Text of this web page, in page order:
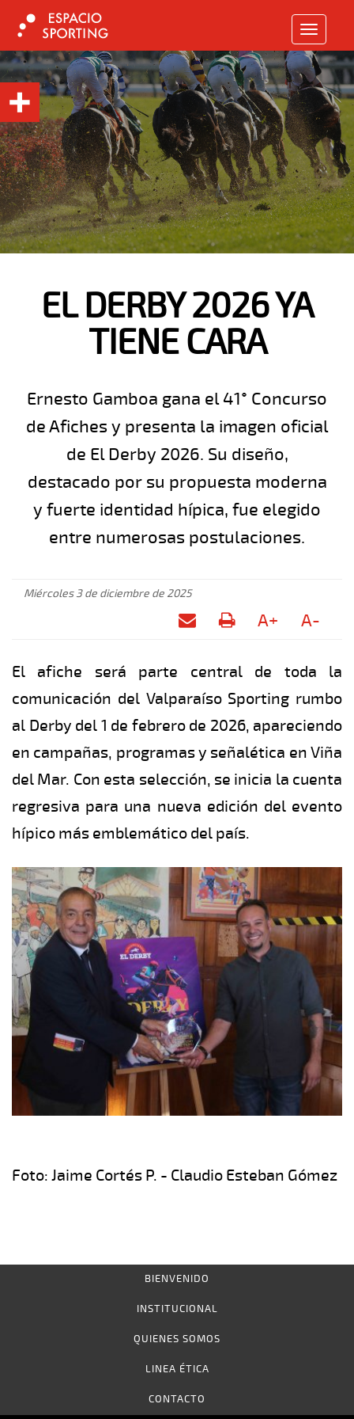
TOGGLE
EL DERBY 2026 YA
TIENE CARA
Ernesto Gamboa gana el 41° Concurso
de Afiches y presenta la imagen oficial
de El Derby 2026. Su diseño,
destacado por su propuesta moderna
y fuerte identidad hípica, fue elegido
entre numerosas postulaciones.
Miércoles 3 de diciembre de 2025
A+ A-
El afiche será parte central de toda la
comunicación del Valparaíso Sporting rumbo
al Derby del 1 de febrero de 2026, apareciendo
en campañas, programas y señalética en Viña
del Mar. Con esta selección, se inicia la cuenta
regresiva para una nueva edición del evento
hípico más emblemático del país.
Foto: Jaime Cortés P. - Claudio Esteban Gómez
BIENVENIDO
INSTITUCIONAL
QUIENES SOMOS
LINEA ÉTICA
CONTACTO